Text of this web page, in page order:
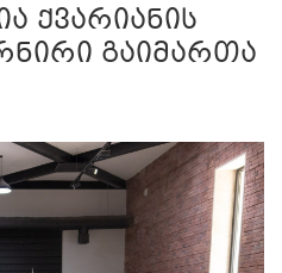
ქვარიანის
გაიმართა